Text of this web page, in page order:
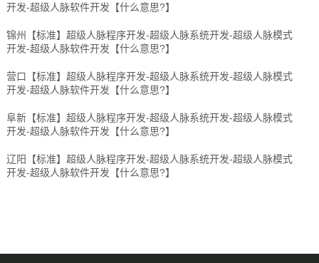
开发-超级人脉软件开发【什么意思?】
锦州【标准】超级人脉程序开发-超级人脉系统开发-超级人脉模式
开发-超级人脉软件开发【什么意思?】
营口【标准】超级人脉程序开发-超级人脉系统开发-超级人脉模式
开发-超级人脉软件开发【什么意思?】
阜新【标准】超级人脉程序开发-超级人脉系统开发-超级人脉模式
开发-超级人脉软件开发【什么意思?】
辽阳【标准】超级人脉程序开发-超级人脉系统开发-超级人脉模式
开发-超级人脉软件开发【什么意思?】